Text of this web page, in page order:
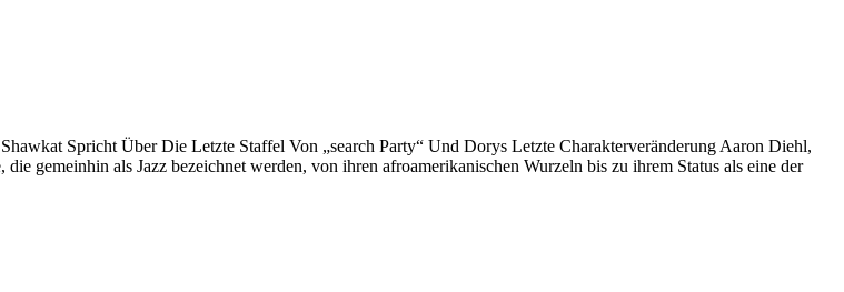
Spricht Über Die Letzte Staffel Von „search Party“ Und Dorys Letzte Charakterveränderung Aaron Diehl,
gemeinhin als Jazz bezeichnet werden, von ihren afroamerikanischen Wurzeln bis zu ihrem Status als eine der